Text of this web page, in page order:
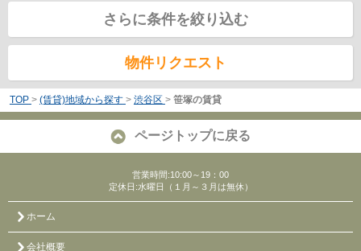
さらに条件を絞り込む
物件リクエスト
TOP > (賃貸)地域から探す > 渋谷区 > 笹塚の賃貸
ページトップに戻る
営業時間:10:00～19：00
定休日:水曜日（１月～３月は無休）
ホーム
会社概要